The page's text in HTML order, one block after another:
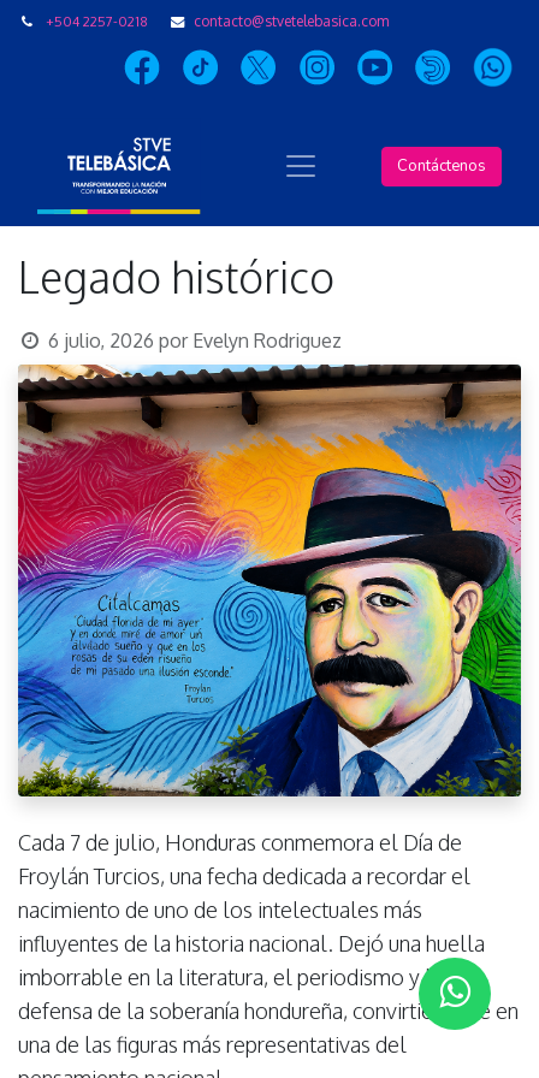
+504 2257-0218 contacto@stvetelebasica.com
Contáctenos
Legado histórico
6 julio, 2026 por Evelyn Rodriguez
Cada 7 de julio, Honduras conmemora el Día de
Froylán Turcios, una fecha dedicada a recordar el
nacimiento de uno de los intelectuales más
influyentes de la historia nacional. Dejó una huella
imborrable en la literatura, el periodismo y la
defensa de la soberanía hondureña, convirtiéndose en
una de las figuras más representativas del